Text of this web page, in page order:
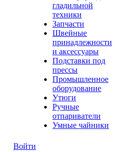
гладильной
техники
Запчасти
Швейные
принадлежности
и аксессуары
Подставки под
прессы
Промышленное
оборудование
Утюги
Ручные
отпариватели
Умные чайники
Войти